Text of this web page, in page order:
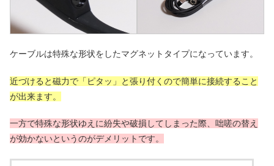
ケーブルは特殊な形状をしたマグネットタイプになっています。
近づけると磁力で「ピタッ」と張り付くので簡単に接続すること
が出来ます。
一方で特殊な形状ゆえに紛失や破損してしまった際、咄嗟の替え
が効かないというのがデメリットです。